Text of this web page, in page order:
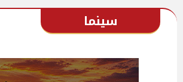
سينما